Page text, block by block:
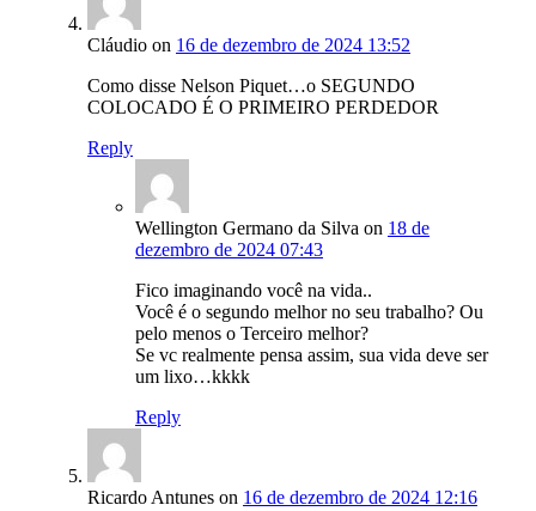
Cláudio on 16 de dezembro de 2024 13:52
Como disse Nelson Piquet…o SEGUNDO
COLOCADO É O PRIMEIRO PERDEDOR
Reply
Wellington Germano da Silva on 18 de
dezembro de 2024 07:43
Fico imaginando você na vida..
Você é o segundo melhor no seu trabalho? Ou
pelo menos o Terceiro melhor?
Se vc realmente pensa assim, sua vida deve ser
um lixo…kkkk
Reply
Ricardo Antunes on 16 de dezembro de 2024 12:16